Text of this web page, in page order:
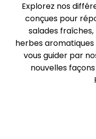
Explorez nos
conçues pour
salades fraîches,
herbes aromatiques
vous guider par
nouvelles